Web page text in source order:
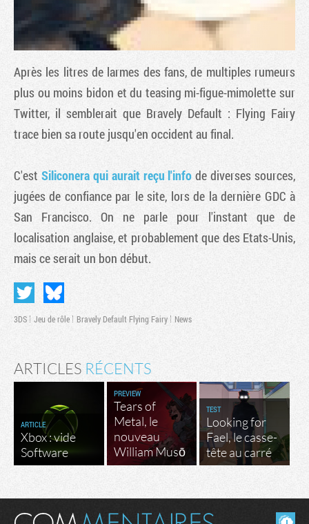
Après les litres de larmes des fans, de multiples rumeurs
plus ou moins bidon et du teasing mi-figue-mimolette sur
Twitter, il semblerait que Bravely Default : Flying Fairy
trace bien sa route jusqu'en occident au final.
C'est Siliconera qui aurait reçu l'info de diverses sources,
jugées de confiance par le site, lors de la dernière GDC à
San Francisco. On ne parle pour l'instant que de
localisation anglaise, et probablement que des Etats-Unis,
mais ce serait un bon début.
3DS Jeu de rôle Bravely Default Flying Fairy News
ARTICLES RÉCENTS
ARTICLE
Xbox : vide
Software
PREVIEW
Tears of
Metal, le
nouveau
William Musō
TEST
Looking for
Fael, le casse-
tête au carré
Masquer les commentaires lus.
Tribune